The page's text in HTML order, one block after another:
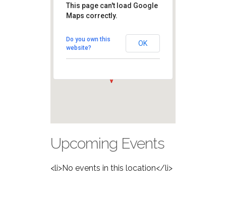
Ritrovo e
Partenza
Milano
View Eventi
This page can't load Google
Maps correctly.
Do you own this
website?
OK
Upcoming Events
<li>No events in this location</li>